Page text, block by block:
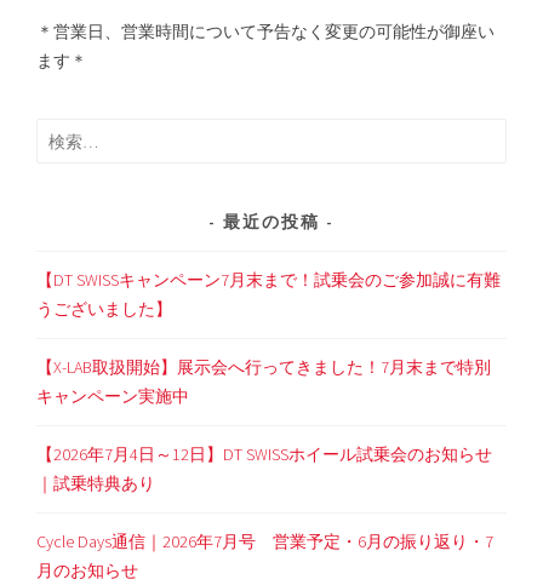
＊営業日、営業時間について予告なく変更の可能性が御座い
ます＊
検
最近の投稿
【DT SWISSキャンペーン7月末まで！試乗会のご参加誠に有難
うございました】
【X-LAB取扱開始】展示会へ行ってきました！7月末まで特別
キャンペーン実施中
【2026年7月4日～12日】DT SWISSホイール試乗会のお知らせ
｜試乗特典あり
Cycle Days通信｜2026年7月号 営業予定・6月の振り返り・7
月のお知らせ